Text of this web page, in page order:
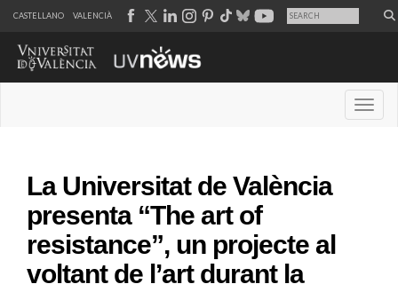
CASTELLANO VALENCIÀ
La Universitat de València
presenta “The art of
resistance”, un projecte al
voltant de l’art durant la